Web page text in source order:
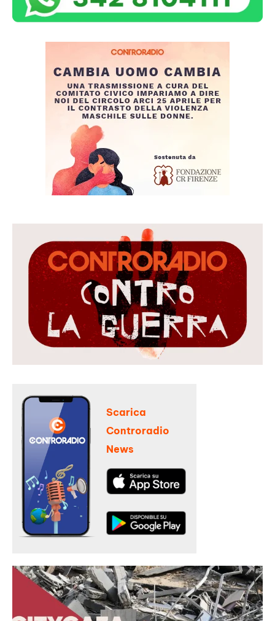
Scarica
Controradio
News